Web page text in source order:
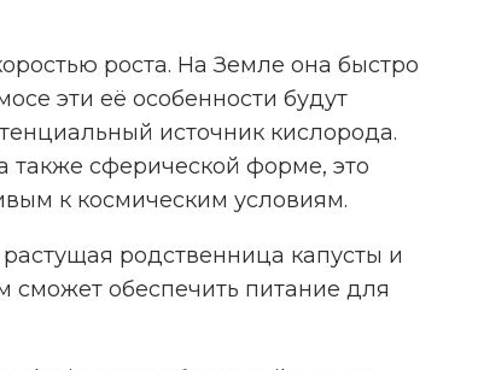
роста. На Земле она быстро
эти её особенности будут
источник кислорода.
также сферической форме, это
к космическим условиям.
родственница капусты и
обеспечить питание для